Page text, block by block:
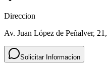
Direccion
Av. Juan López de Peñalver,
Solicitar Informacion